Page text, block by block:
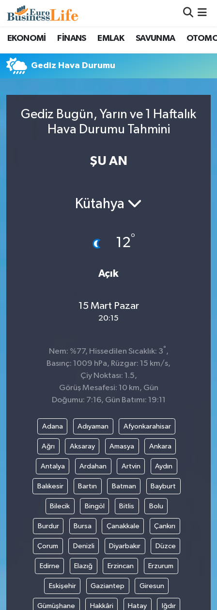
EKONOMİ FİNANS EMLAK SAVUNMA
Gediz Hava Durumu
Gediz Bugün, Yarın ve 1 Haftalık
Hava Durumu Tahmini
ŞU AN
Kütahya
12°
Açık
15 Mart Pazar
20:15
Nem: %77, Hissedilen Sıcaklık: 3° ,
Basınç: 1009 hPa, Rüzgar: 15 km/s,
Çiy Noktası: 1.5,
Görüş Mesafesi: 10 km, Gün
Doğumu: 7:16, Gün Batımı: 19:11
Adana Adıyaman Afyonkarahisar
Ağrı Aksaray Amasya Ankara
Antalya Ardahan Artvin Aydın
Balıkesir Bartın Batman Bayburt
Bilecik Bingöl Bitlis Bolu
Burdur Bursa Çanakkale Çankırı
Çorum Denizli Diyarbakır Düzce
Edirne Elazığ Erzincan Erzurum
Eskişehir Gaziantep Giresun
Gümüşhane Hakkâri Hatay Iğdır
Nöbetçi Eczaneler
Hava Durumu
Trafik Durumu
Süper Lig Puan Durumu ve Fikstür